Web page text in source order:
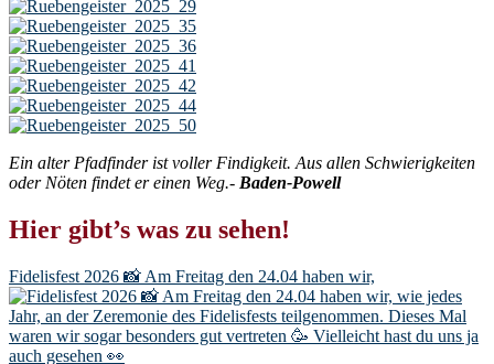
Ein alter Pfadfinder ist voller Findigkeit. Aus allen Schwierigkeiten
oder Nöten findet er einen Weg.- Baden-Powell
Hier gibt’s was zu sehen!
Fidelisfest 2026 📸 Am Freitag den 24.04 haben wir,